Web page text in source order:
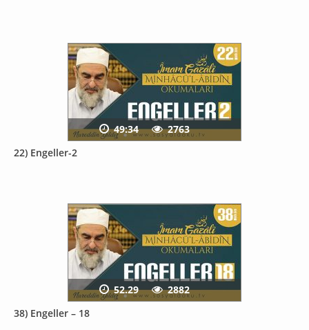
22) Engeller-2
49:34 2763
38) Engeller – 18
52.29 2882